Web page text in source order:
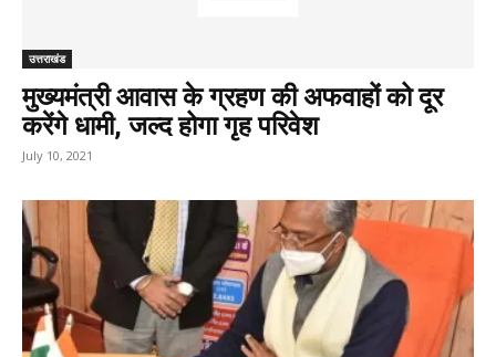
उत्तराखंड
मुख्यमंत्री आवास के ग्रहण की अफवाहों को दूर
करेंगे धामी, जल्द होगा गृह परिवेश
July 10, 2021